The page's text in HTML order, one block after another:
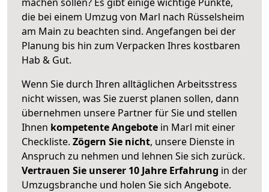
die bei einem Umzug von Marl nach Rüsselsheim
am Main zu beachten sind. Angefangen bei der
Planung bis hin zum Verpacken Ihres kostbaren
Hab & Gut.
Wenn Sie durch Ihren alltäglichen Arbeitsstress
nicht wissen, was Sie zuerst planen sollen, dann
übernehmen unsere Partner für Sie und stellen
Ihnen kompetente Angebote in Marl mit einer
Checkliste. Zögern Sie nicht, unsere Dienste in
Anspruch zu nehmen und lehnen Sie sich zurück.
Vertrauen Sie unserer 10 Jahre Erfahrung in der
Umzugsbranche und holen Sie sich Angebote.